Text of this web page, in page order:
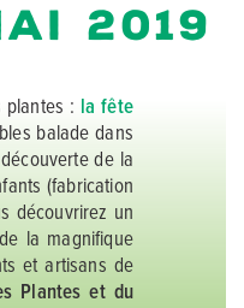
2019
: la fête
balade dans
de la
(fabrication
découvrirez un
la magnifique
et artisans de
Plantes et du